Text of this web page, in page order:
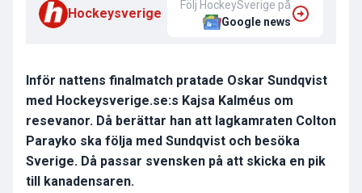
Hockeysverige
Följ HockeySverige på
Google news
Inför nattens finalmatch pratade Oskar Sundqvist
med Hockeysverige.se:s Kajsa Kalméus om
resevanor. Då berättar han att lagkamraten Colton
Parayko ska följa med Sundqvist och besöka
Sverige. Då passar svensken på att skicka en pik
till kanadensaren.